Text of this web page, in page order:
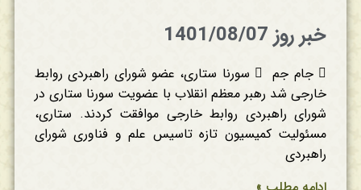
خبر روز 1401/08/07
 جام جم  سورنا ستاری، عضو شورای راهبردی روابط
خارجی شد رهبر معظم انقلاب با عضویت سورنا ستاری در
شورای راهبردی روابط خارجی موافقت کردند. ستاری،
مسئولیت کمیسیون تازه تاسیس علم و فناوری شورای
راهبردی